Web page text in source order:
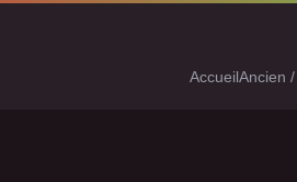
AccueilAncien